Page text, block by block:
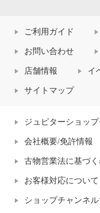
ご利用ガイド
お問い合わせ
店舗情報 イ
サイトマップ
ジュピターショッ
会社概要/免許情報
古物営業法に基づ
お客様対応について
ショップチャンネ